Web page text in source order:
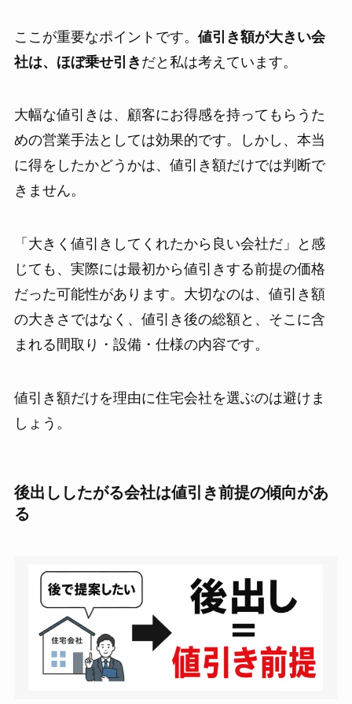
ここが重要なポイントです。 値引き額が大きい会
社は、ほぼ乗せ引き だと私は考えています。
大幅な値引きは、顧客にお得感を持ってもらうた
めの営業手法としては効果的です。しかし、本当
に得をしたかどうかは、値引き額だけでは判断で
きません。
「大きく値引きしてくれたから良い会社だ」と感
じても、実際には最初から値引きする前提の価格
だった可能性があります。大切なのは、値引き額
の大きさではなく、値引き後の総額と、そこに含
まれる間取り・設備・仕様の内容です。
値引き額だけを理由に住宅会社を選ぶのは避けま
しょう。
後出ししたがる会社は値引き前提の傾向があ
る